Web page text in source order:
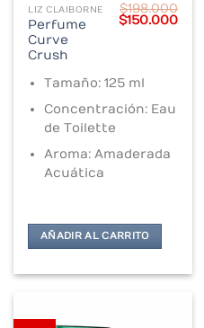
LIZ CLAIBORNE
Perfume
Curve
Crush
$198.000
Original
$150.000
Tamaño: 125 ml
Concentración: Eau
de Toilette
Aroma: Amaderada
Acuática
AÑADIR AL CARRITO